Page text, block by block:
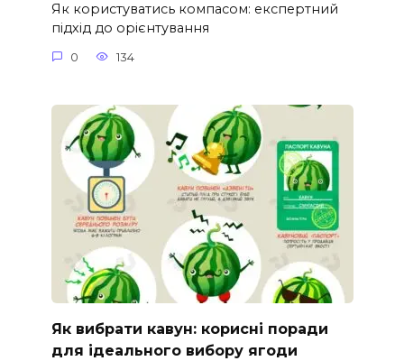
Як користуватись компасом: експертний
підхід до орієнтування
0 134
Як вибрати кавун: корисні поради
для ідеального вибору ягоди